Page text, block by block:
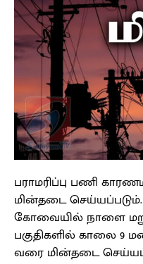
பராமரிப்பு பணி
மின்தடை
கோவையில் நாளை
பகுதிகளில் காலை 9
வரை மின்தடை